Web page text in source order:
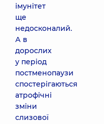
імунітет
ще
недосконалий.
А в
дорослих
у період
постменопаузи
спостерігаються
атрофічні
зміни
слизової